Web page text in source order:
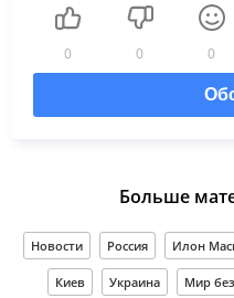
0 0 0
Больше
Новости Россия Илон
Киев Украина Мир